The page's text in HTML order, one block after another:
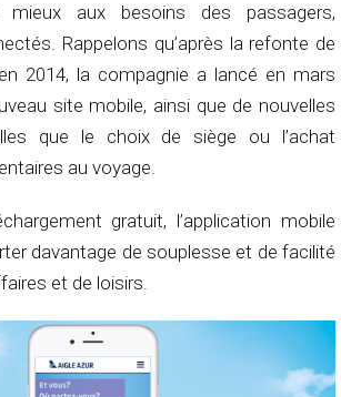
mieux aux besoins des passagers,
Rappelons qu’après la refonte de
2014, la compagnie a lancé en mars
site mobile, ainsi que de nouvelles
que le choix de siège ou l’achat
au voyage.
gratuit, l’application mobile
davantage de souplesse et de facilité
et de loisirs.